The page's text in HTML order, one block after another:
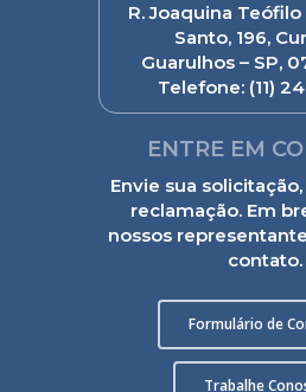
R. Joaquina
Santo, 196,
Guarulhos – SP,
Telefone:(11)
ENTRE EM
Envie sua
reclamação. Em
nossos
contato.
Formulário de
Trabalhe